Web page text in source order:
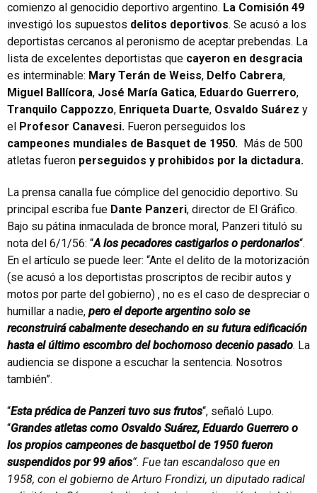
comienzo al genocidio deportivo argentino. La Comisión 49
investigó los supuestos delitos deportivos. Se acusó a los
deportistas cercanos al peronismo de aceptar prebendas. La
lista de excelentes deportistas que cayeron en desgracia
es interminable: Mary Terán de Weiss, Delfo Cabrera,
Miguel Ballícora, José María Gatica, Eduardo Guerrero,
Tranquilo Cappozzo, Enriqueta Duarte, Osvaldo Suárez y
el Profesor Canavesi. Fueron perseguidos los
campeones mundiales de Basquet de 1950. Más de 500
atletas fueron perseguidos y prohibidos por la dictadura.
La prensa canalla fue cómplice del genocidio deportivo. Su
principal escriba fue Dante Panzeri, director de El Gráfico.
Bajo su pátina inmaculada de bronce moral, Panzeri tituló su
nota del 6/1/56: “A los pecadores castigarlos o perdonarlos“.
En el artículo se puede leer: “Ante el delito de la motorización
(se acusó a los deportistas proscriptos de recibir autos y
motos por parte del gobierno) , no es el caso de despreciar o
humillar a nadie, pero el deporte argentino solo se
reconstruirá cabalmente desechando en su futura edificación
hasta el último escombro del bochornoso decenio pasado. La
audiencia se dispone a escuchar la sentencia. Nosotros
también”.
“Esta prédica de Panzeri tuvo sus frutos“, señaló Lupo.
“Grandes atletas como Osvaldo Suárez, Eduardo Guerrero o
los propios campeones de basquetbol de 1950 fueron
suspendidos por 99 años“. Fue tan escandaloso que en
1958, con el gobierno de Arturo Frondizi, un diputado radical